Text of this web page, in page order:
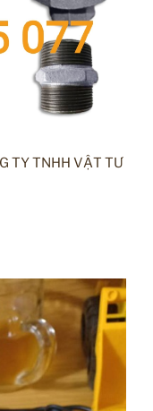
TY TNHH VẬT TƯ